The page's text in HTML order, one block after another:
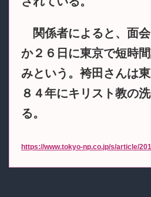
関係者によると、面会
か２６日に東京で短時
みという。袴田さんは
８４年にキリスト教の
る。
https://www.tokyo-np.co.jp/s/article/